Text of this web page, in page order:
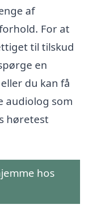
af
For at
til tilskud
en
du kan få
audiolog som
høretest
hos